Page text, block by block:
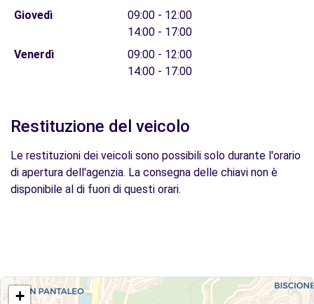
Giovedì
09:00 - 12:00
14:00 - 17:00
Venerdì
09:00 - 12:00
14:00 - 17:00
Restituzione del veicolo
Le restituzioni dei veicoli sono possibili solo durante l'orario
di apertura dell'agenzia. La consegna delle chiavi non è
disponibile al di fuori di questi orari.
+